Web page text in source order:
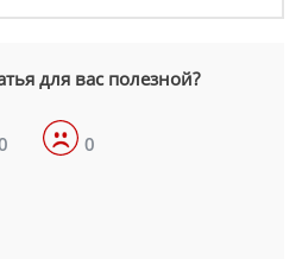
для вас полезной?
0